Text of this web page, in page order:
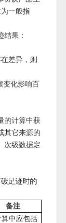
一般指
结果：
差异，则
变化影响百
的计算中获
其它来源的
次级数据定
足迹时的
备注
中应包括